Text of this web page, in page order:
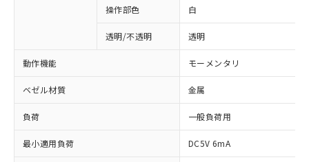
操作部色 白
透明/不透明 透明
動作機能 モーメンタリ
ベゼル材質 金属
負荷 一般負荷用
最小適用負荷 DC5V 6mA